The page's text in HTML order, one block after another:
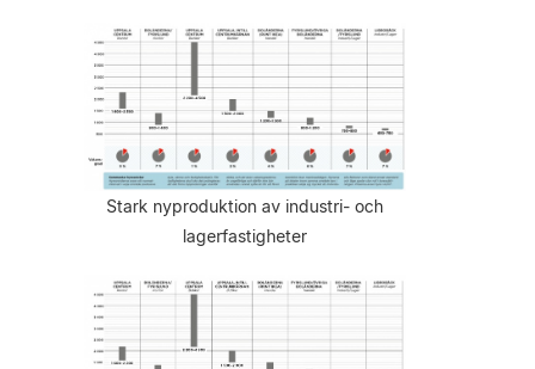
Stark nyproduktion av industri- och
lagerfastigheter